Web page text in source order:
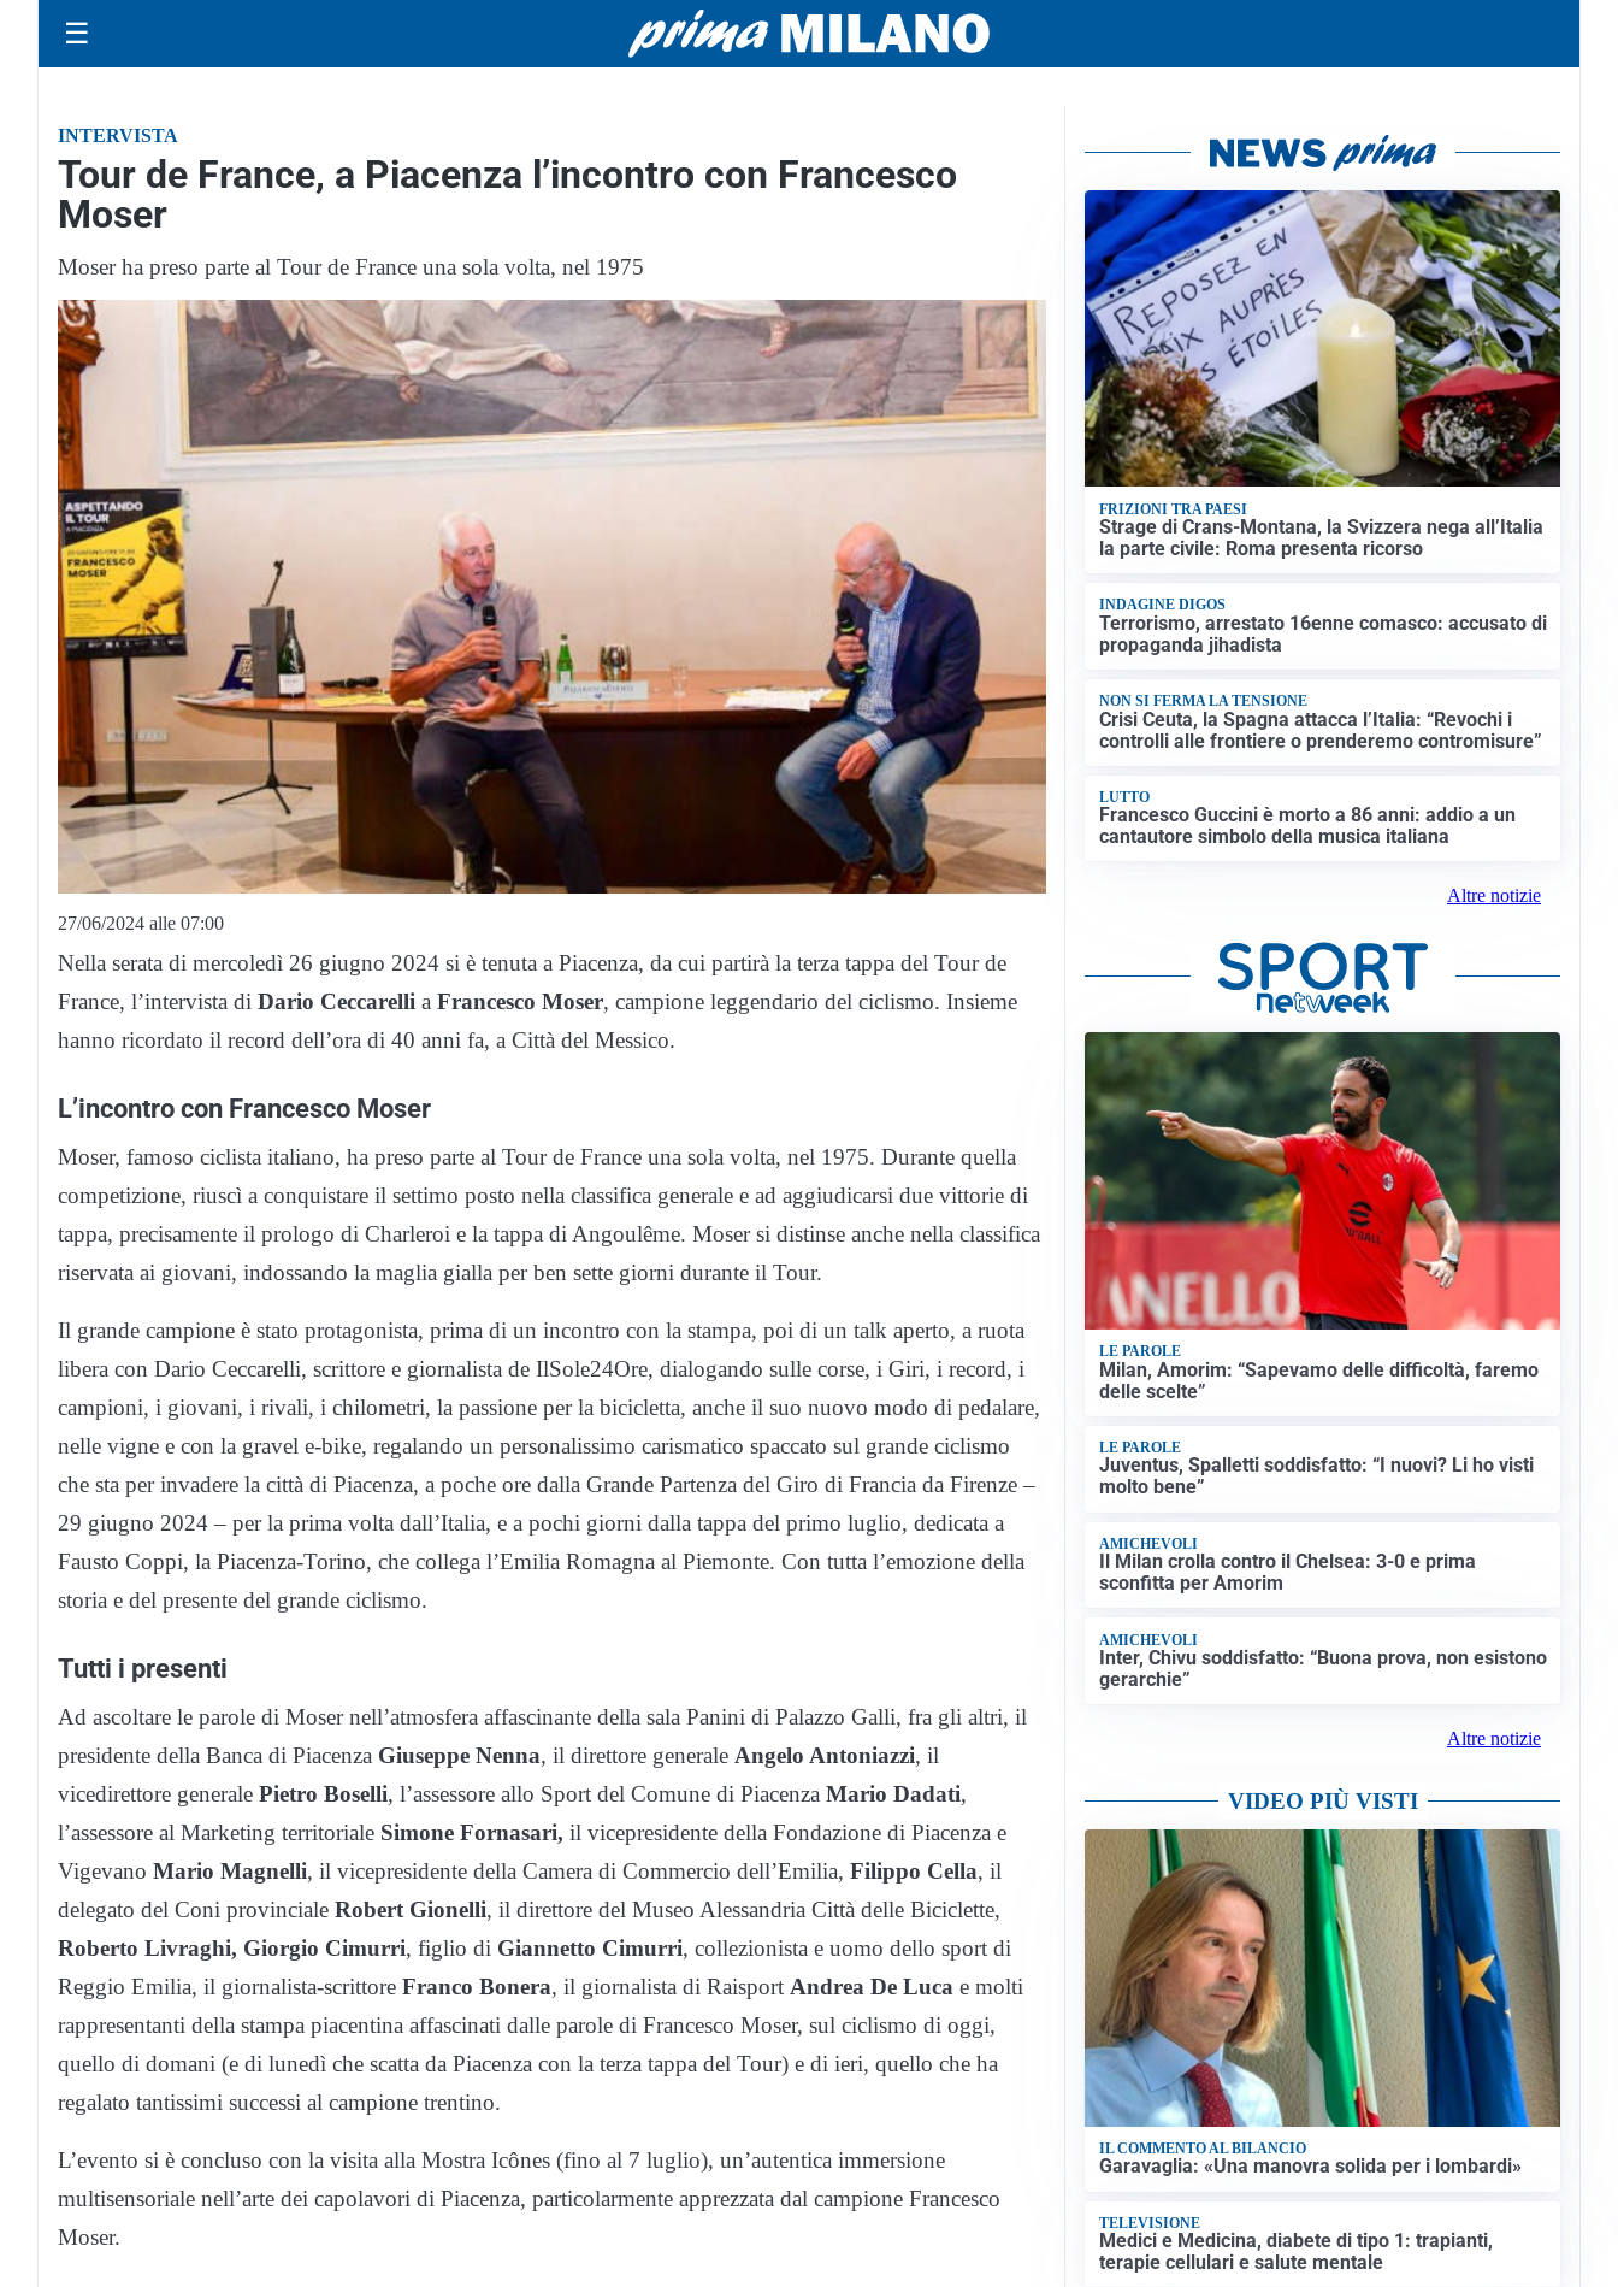
☰
INTERVISTA
Tour de France, a Piacenza l’incontro con Francesco
Moser
Moser ha preso parte al Tour de France una sola volta, nel 1975
27/06/2024 alle 07:00
Nella serata di mercoledì 26 giugno 2024 si è tenuta a Piacenza, da cui partirà la terza tappa del Tour de
France, l’intervista di Dario Ceccarelli a Francesco Moser, campione leggendario del ciclismo. Insieme
hanno ricordato il record dell’ora di 40 anni fa, a Città del Messico.
L’incontro con Francesco Moser
Moser, famoso ciclista italiano, ha preso parte al Tour de France una sola volta, nel 1975. Durante quella
competizione, riuscì a conquistare il settimo posto nella classifica generale e ad aggiudicarsi due vittorie di
tappa, precisamente il prologo di Charleroi e la tappa di Angoulême. Moser si distinse anche nella classifica
riservata ai giovani, indossando la maglia gialla per ben sette giorni durante il Tour.
Il grande campione è stato protagonista, prima di un incontro con la stampa, poi di un talk aperto, a ruota
libera con Dario Ceccarelli, scrittore e giornalista de IlSole24Ore, dialogando sulle corse, i Giri, i record, i
campioni, i giovani, i rivali, i chilometri, la passione per la bicicletta, anche il suo nuovo modo di pedalare,
nelle vigne e con la gravel e-bike, regalando un personalissimo carismatico spaccato sul grande ciclismo
che sta per invadere la città di Piacenza, a poche ore dalla Grande Partenza del Giro di Francia da Firenze –
29 giugno 2024 – per la prima volta dall’Italia, e a pochi giorni dalla tappa del primo luglio, dedicata a
Fausto Coppi, la Piacenza-Torino, che collega l’Emilia Romagna al Piemonte. Con tutta l’emozione della
storia e del presente del grande ciclismo.
Tutti i presenti
Ad ascoltare le parole di Moser nell’atmosfera affascinante della sala Panini di Palazzo Galli, fra gli altri, il
presidente della Banca di Piacenza Giuseppe Nenna, il direttore generale Angelo Antoniazzi, il
vicedirettore generale Pietro Boselli, l’assessore allo Sport del Comune di Piacenza Mario Dadati,
l’assessore al Marketing territoriale Simone Fornasari, il vicepresidente della Fondazione di Piacenza e
Vigevano Mario Magnelli, il vicepresidente della Camera di Commercio dell’Emilia, Filippo Cella, il
delegato del Coni provinciale Robert Gionelli, il direttore del Museo Alessandria Città delle Biciclette,
Roberto Livraghi, Giorgio Cimurri, figlio di Giannetto Cimurri, collezionista e uomo dello sport di
Reggio Emilia, il giornalista-scrittore Franco Bonera, il giornalista di Raisport Andrea De Luca e molti
rappresentanti della stampa piacentina affascinati dalle parole di Francesco Moser, sul ciclismo di oggi,
quello di domani (e di lunedì che scatta da Piacenza con la terza tappa del Tour) e di ieri, quello che ha
regalato tantissimi successi al campione trentino.
L’evento si è concluso con la visita alla Mostra Icônes (fino al 7 luglio), un’autentica immersione
multisensoriale nell’arte dei capolavori di Piacenza, particolarmente apprezzata dal campione Francesco
Moser.
FRIZIONI TRA PAESI
Strage di Crans-Montana, la Svizzera nega all’Italia
la parte civile: Roma presenta ricorso
INDAGINE DIGOS
Terrorismo, arrestato 16enne comasco: accusato di
propaganda jihadista
NON SI FERMA LA TENSIONE
Crisi Ceuta, la Spagna attacca l’Italia: “Revochi i
controlli alle frontiere o prenderemo contromisure”
LUTTO
Francesco Guccini è morto a 86 anni: addio a un
cantautore simbolo della musica italiana
Altre notizie
LE PAROLE
Milan, Amorim: “Sapevamo delle difficoltà, faremo
delle scelte”
LE PAROLE
Juventus, Spalletti soddisfatto: “I nuovi? Li ho visti
molto bene”
AMICHEVOLI
Il Milan crolla contro il Chelsea: 3-0 e prima
sconfitta per Amorim
AMICHEVOLI
Inter, Chivu soddisfatto: “Buona prova, non esistono
gerarchie”
Altre notizie
VIDEO PIÙ VISTI
IL COMMENTO AL BILANCIO
Garavaglia: «Una manovra solida per i lombardi»
TELEVISIONE
Medici e Medicina, diabete di tipo 1: trapianti,
terapie cellulari e salute mentale